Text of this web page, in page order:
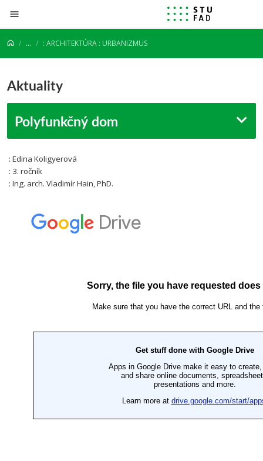
Prejsť na obsah
... : ARCHITEKTÚRA : URBANIZMUS
Aktuality
Polyfunkčný dom
: Edina Koligyerová
: 3. ročník
: Ing. arch. Vladimír Hain, PhD.